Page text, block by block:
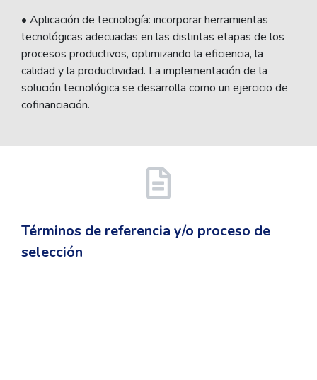
• Aplicación de tecnología: incorporar herramientas
tecnológicas adecuadas en las distintas etapas de los
procesos productivos, optimizando la eficiencia, la
calidad y la productividad. La implementación de la
solución tecnológica se desarrolla como un ejercicio de
cofinanciación.
Términos de referencia y/o proceso de
selección